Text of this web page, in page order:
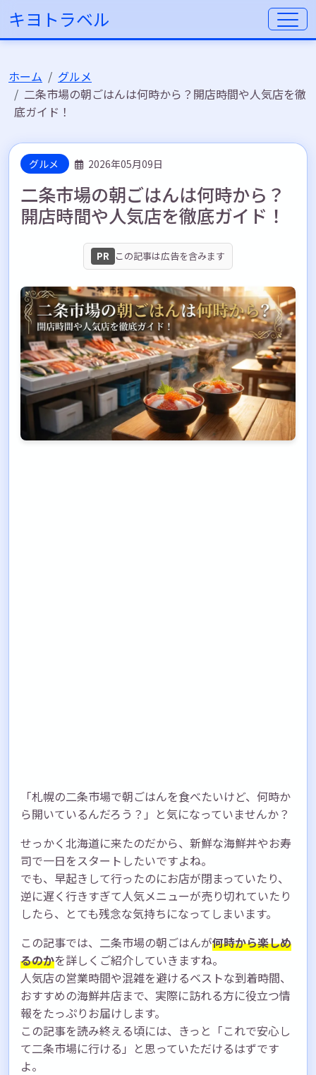
キヨトラベル
ホーム
グルメ
二条市場の朝ごはんは何時から？開店時間や人気店を徹
底ガイド！
グルメ 2026年05月09日
二条市場の朝ごはんは何時から？
開店時間や人気店を徹底ガイド！
PR この記事は広告を含みます
「札幌の二条市場で朝ごはんを食べたいけど、何時か
ら開いているんだろう？」と気になっていませんか？
せっかく北海道に来たのだから、新鮮な海鮮丼やお寿
司で一日をスタートしたいですよね。
でも、早起きして行ったのにお店が閉まっていたり、
逆に遅く行きすぎて人気メニューが売り切れていたり
したら、とても残念な気持ちになってしまいます。
この記事では、二条市場の朝ごはんが何時から楽しめ
るのかを詳しくご紹介していきますね。
人気店の営業時間や混雑を避けるベストな到着時間、
おすすめの海鮮丼店まで、実際に訪れる方に役立つ情
報をたっぷりお届けします。
この記事を読み終える頃には、きっと「これで安心し
て二条市場に行ける」と思っていただけるはずです
よ。